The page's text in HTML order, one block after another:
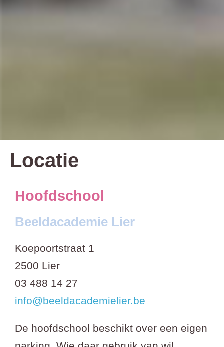
Locatie
Hoofdschool
Beeldacademie Lier
Koepoortstraat 1
2500 Lier
03 488 14 27
info@beeldacademielier.be
De hoofdschool beschikt over een eigen